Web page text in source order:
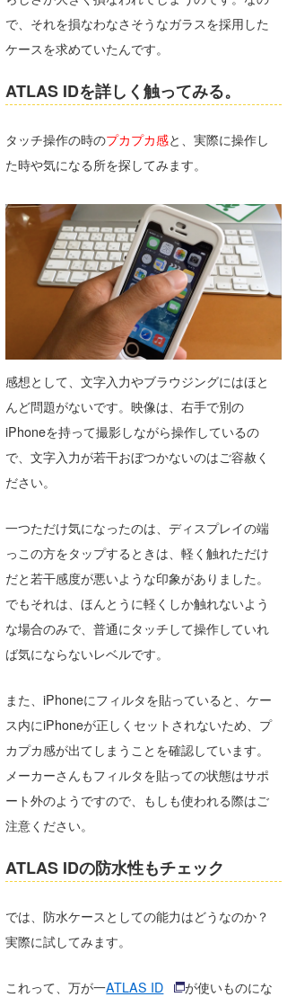
で、それを損なわなさそうなガラスを採用した
ケースを求めていたんです。
ATLAS IDを詳しく触ってみる。
タッチ操作の時のプカプカ感と、実際に操作し
た時や気になる所を探してみます。
感想として、文字入力やブラウジングにはほと
んど問題がないです。映像は、右手で別の
iPhoneを持って撮影しながら操作しているの
で、文字入力が若干おぼつかないのはご容赦く
ださい。
一つただけ気になったのは、ディスプレイの端
っこの方をタップするときは、軽く触れただけ
だと若干感度が悪いような印象がありました。
でもそれは、ほんとうに軽くしか触れないよう
な場合のみで、普通にタッチして操作していれ
ば気にならないレベルです。
また、iPhoneにフィルタを貼っていると、ケー
ス内にiPhoneが正しくセットされないため、プ
カプカ感が出てしまうことを確認しています。
メーカーさんもフィルタを貼っての状態はサポ
ート外のようですので、もしも使われる際はご
注意ください。
ATLAS IDの防水性もチェック
では、防水ケースとしての能力はどうなのか？
実際に試してみます。
これって、万が一ATLAS ID
が使いものにな